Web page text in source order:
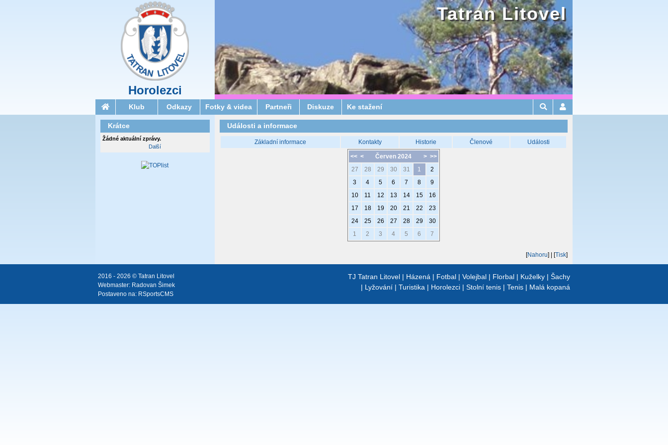
Horolezci
Tatran Litovel
Klub Odkazy Fotky & videa Partneři Diskuze Ke stažení
Události a informace
Základní informace Kontakty Historie Členové Události
<< < > >>
Červen 2024
27
28 29 30 31 1
2
3
4 5 6 7 8
9
10
11 12 13 14 15
16
17
18 19 20 21 22
23
24
25 26 27 28 29
30
1
2 3 4 5 6 7
[Nahoru] | [Tisk]
Krátce
Žádné aktuální zprávy.
Další
TJ Tatran Litovel | Házená | Fotbal | Volejbal | Florbal | Kuželky | Šachy
| Lyžování | Turistika | Horolezci | Stolní tenis | Tenis | Malá kopaná
2016 - 2026 © Tatran Litovel
Webmaster: Radovan Šimek
Postaveno na: RSportsCMS